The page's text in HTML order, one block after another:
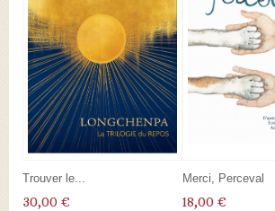
Trouver le...
30,00 €
Merci, Perceval
18,00 €